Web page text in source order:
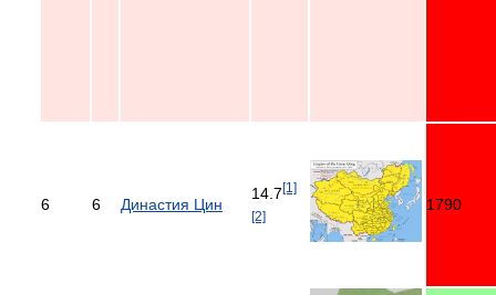
6 6 Династия Цин
14.7[1]
[2]
1790